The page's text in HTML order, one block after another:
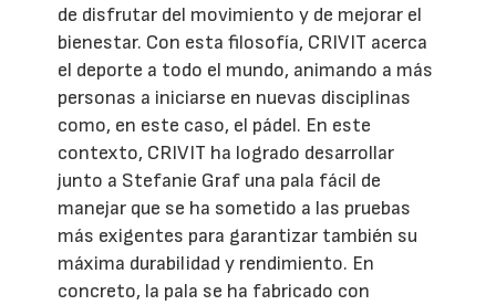
de disfrutar del movimiento y de mejorar el
bienestar. Con esta filosofía, CRIVIT acerca
el deporte a todo el mundo, animando a más
personas a iniciarse en nuevas disciplinas
como, en este caso, el pádel. En este
contexto, CRIVIT ha logrado desarrollar
junto a Stefanie Graf una pala fácil de
manejar que se ha sometido a las pruebas
más exigentes para garantizar también su
máxima durabilidad y rendimiento. En
concreto, la pala se ha fabricado con